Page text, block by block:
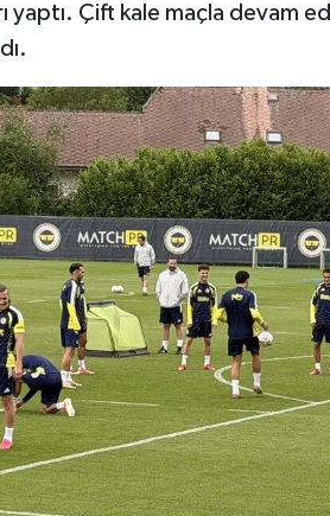
yaptı. Çift kale maçla devam